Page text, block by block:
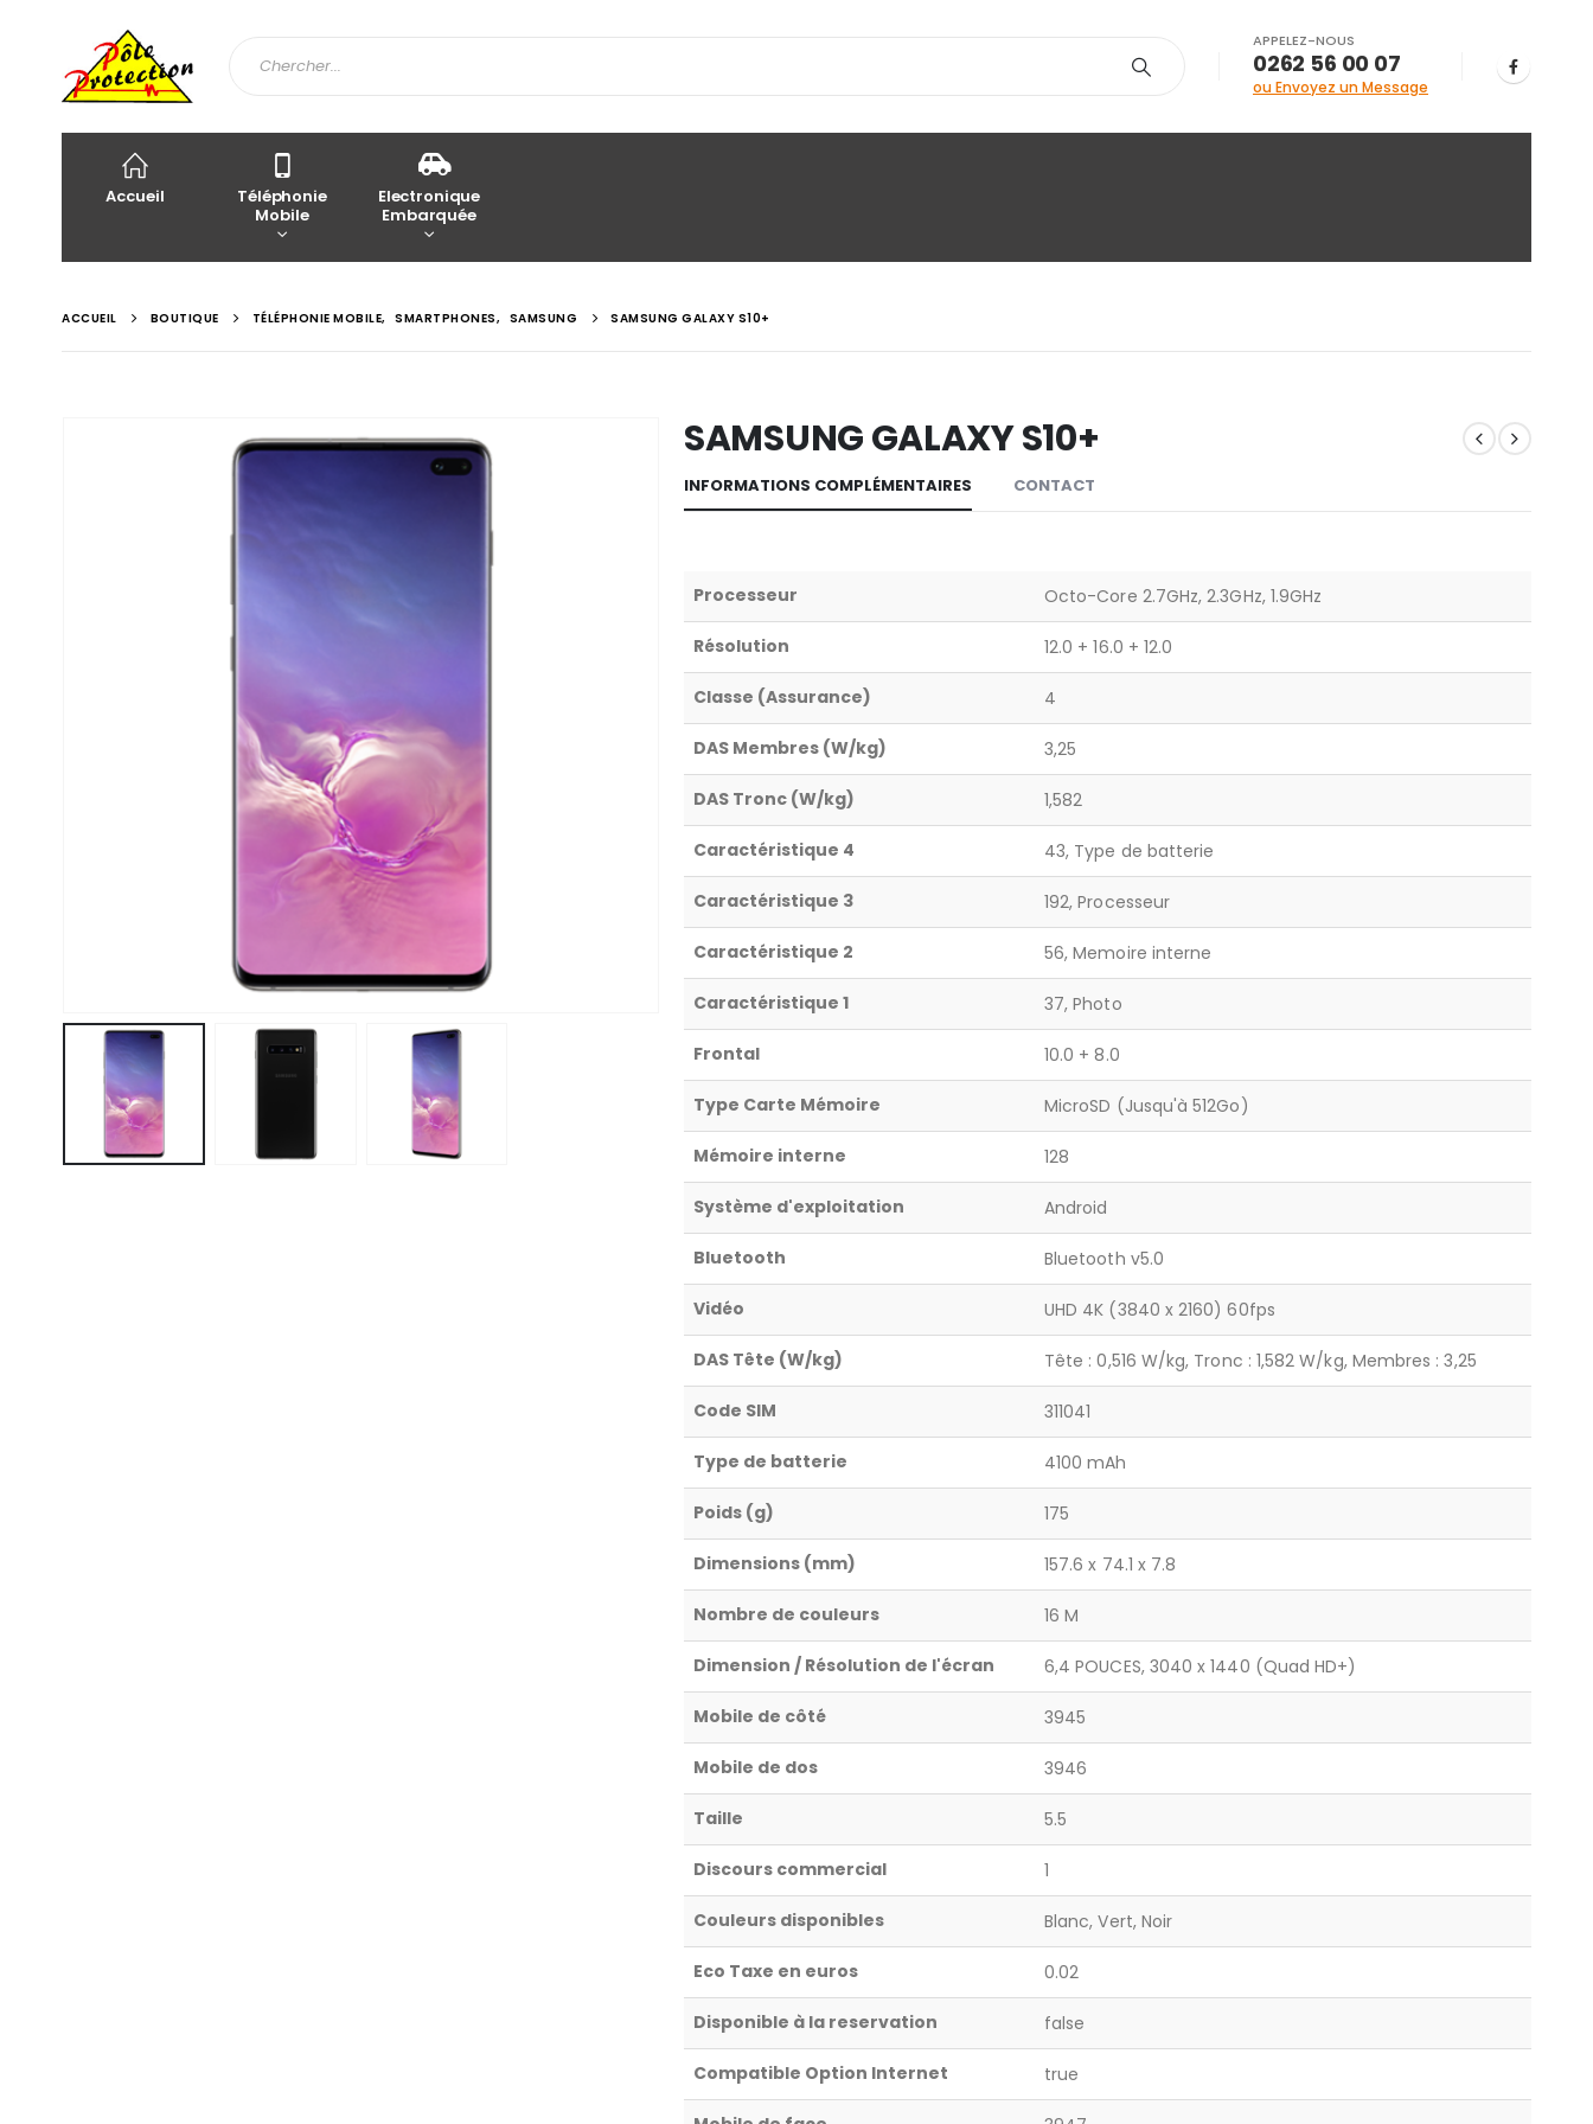
APPELEZ-NOUS
0262 56 00 07
ou Envoyez un Message
Accueil
Téléphonie
Mobile
Electronique
Embarquée
ACCUEIL BOUTIQUE TÉLÉPHONIE MOBILE, SMARTPHONES, SAMSUNG SAMSUNG GALAXY S10+
SAMSUNG GALAXY S10+
INFORMATIONS COMPLÉMENTAIRES CONTACT
Processeur Octo-Core 2.7GHz, 2.3GHz, 1.9GHz
Résolution 12.0 + 16.0 + 12.0
Classe (Assurance) 4
DAS Membres (W/kg) 3,25
DAS Tronc (W/kg) 1,582
Caractéristique 4 43, Type de batterie
Caractéristique 3 192, Processeur
Caractéristique 2 56, Memoire interne
Caractéristique 1 37, Photo
Frontal 10.0 + 8.0
Type Carte Mémoire MicroSD (Jusqu'à 512Go)
Mémoire interne 128
Système d'exploitation Android
Bluetooth Bluetooth v5.0
Vidéo UHD 4K (3840 x 2160) 60fps
DAS Tête (W/kg) Tête : 0,516 W/kg, Tronc : 1,582 W/kg, Membres : 3,25
Code SIM 311041
Type de batterie 4100 mAh
Poids (g) 175
Dimensions (mm) 157.6 x 74.1 x 7.8
Nombre de couleurs 16 M
Dimension / Résolution de l'écran 6,4 POUCES, 3040 x 1440 (Quad HD+)
Mobile de côté 3945
Mobile de dos 3946
Taille 5.5
Discours commercial 1
Couleurs disponibles Blanc, Vert, Noir
Eco Taxe en euros 0.02
Disponible à la reservation false
Compatible Option Internet true